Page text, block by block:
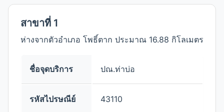
สาขาที่ 1
ห่างจากตัวอำเภอ โพธิ์ตาก ประมาณ 16.88 กิโลเมตร
ชื่อจุดบริการ ปณ.ท่าบ่อ
รหัสไปรษณีย์ 43110